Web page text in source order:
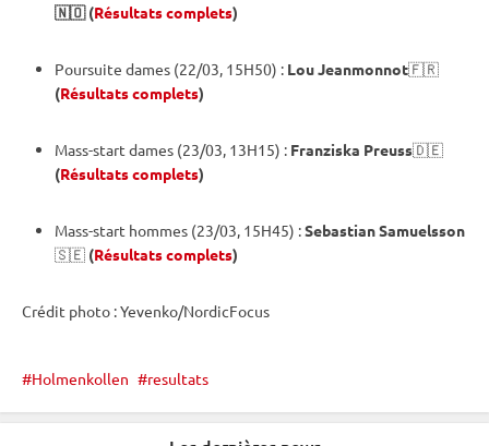
🇳🇴 (Résultats complets)
Poursuite dames (22/03, 15H50) : Lou Jeanmonnot🇫🇷
(Résultats complets)
Mass-start dames (23/03, 13H15) : Franziska Preuss🇩🇪
(Résultats complets)
Mass-start hommes (23/03, 15H45) :Sebastian Samuelsson
🇸🇪 (Résultats complets)
Crédit photo : Yevenko/NordicFocus
Holmenkollen resultats